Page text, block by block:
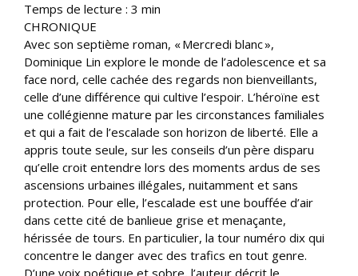
Temps de lecture : 3 min
CHRONIQUE
Avec son septième roman, « Mercredi blanc »,
Dominique Lin explore le monde de l’adolescence et sa
face nord, celle cachée des regards non bienveillants,
celle d’une différence qui cultive l’espoir. L’héroïne est
une collégienne mature par les circonstances familiales
et qui a fait de l’escalade son horizon de liberté. Elle a
appris toute seule, sur les conseils d’un père disparu
qu’elle croit entendre lors des moments ardus de ses
ascensions urbaines illégales, nuitamment et sans
protection. Pour elle, l’escalade est une bouffée d’air
dans cette cité de banlieue grise et menaçante,
hérissée de tours. En particulier, la tour numéro dix qui
concentre le danger avec des trafics en tout genre.